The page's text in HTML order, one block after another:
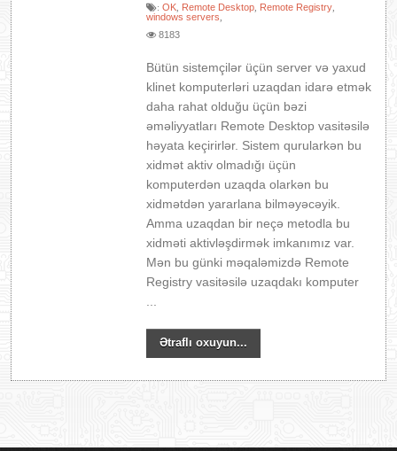
XƏBƏRLƏR
:OK Remote Desktop Remote Registry
windows servers
8183
Bütün sistemçilər üçün server və yaxud
klinet komputerləri uzaqdan idarə etmək
daha rahat olduğu üçün bəzi
əməliyyatları Remote Desktop vasitəsilə
həyata keçirirlər. Sistem qurularkən bu
xidmət aktiv olmadığı üçün
komputerdən uzaqda olarkən bu
xidmətdən yararlana bilməyəcəyik.
Amma uzaqdan bir neçə metodla bu
xidməti aktivləşdirmək imkanımız var.
Mən bu günki məqaləmizdə Remote
Registry vasitəsilə uzaqdakı komputer
Ətraflı oxuyun...